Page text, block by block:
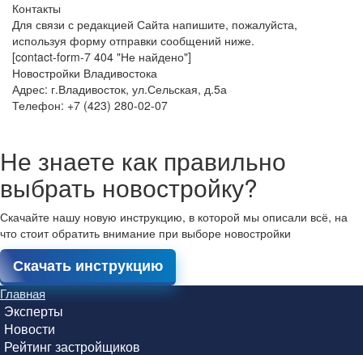
Контакты
Для связи с редакцией Сайта напишите, пожалуйста,
используя форму отправки сообщений ниже.
[contact-form-7 404 "Не найдено"]
Новостройки Владивостока
Адрес: г.Владивосток, ул.Сельская, д.5а
Телефон: +7 (423) 280-02-07
Не знаете как правильно
выбрать новостройку?
Скачайте нашу новую инструкцию, в которой мы описали всё, на
что стоит обратить внимание при выборе новостройки
Скачать инструкцию
Главная
Эксперты
Новости
Рейтинг застройщиков